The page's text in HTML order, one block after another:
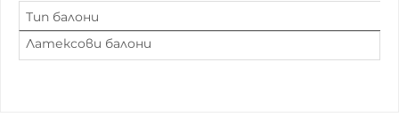
Тип балони
Латексови балони